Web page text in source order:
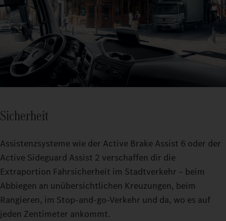
Sicherheit
Assistenzsysteme wie der Active Brake Assist 6 oder der
Active Sideguard Assist 2 verschaffen dir die
Extraportion Fahrsicherheit im Stadtverkehr – beim
Abbiegen an unübersichtlichen Kreuzungen, beim
Rangieren, im Stop‑and‑go‑Verkehr und da, wo es auf
jeden Zentimeter ankommt.